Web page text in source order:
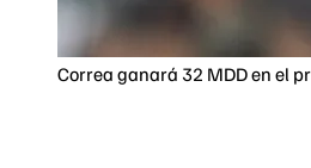
Correa ganará 32 MDD en el